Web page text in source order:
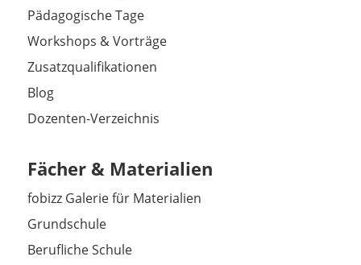
Pädagogische Tage
Workshops & Vorträge
Zusatzqualifikationen
Blog
Dozenten-Verzeichnis
Fächer & Materialien
fobizz Galerie für Materialien
Grundschule
Berufliche Schule